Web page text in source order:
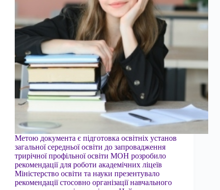
Метою документа є підготовка освітніх установ
загальної середньої освіти до запровадження
трирічної профільної освіти МОН розробило
рекомендації для роботи академічних ліцеїв
Міністерство освіти та науки презентувало
рекомендації стосовно організації навчального